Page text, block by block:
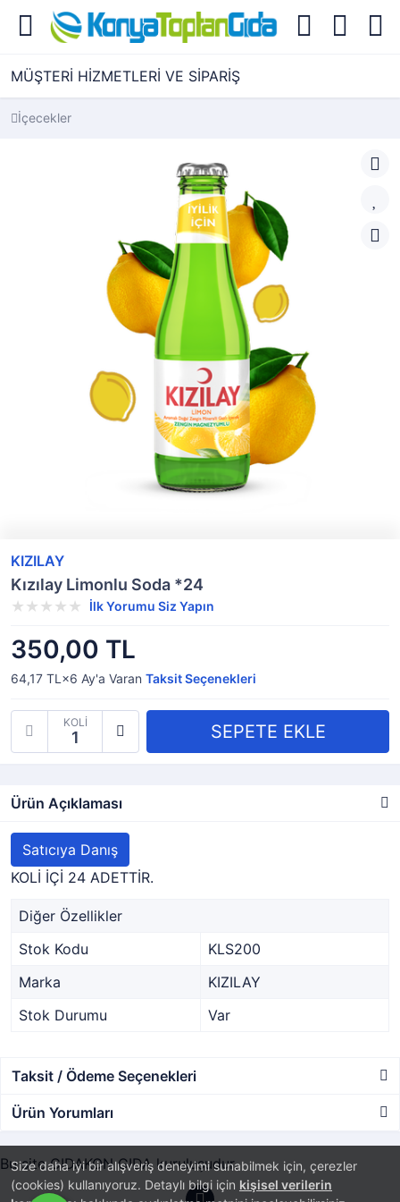
MÜŞTERİ HİZMETLERİ VE SİPARİŞ
Size daha iyi bir alışveriş deneyimi sunabilmek için, çerezler
(cookies) kullanıyoruz. Detaylı bilgi için kişisel verilerin
İçecekler
KIZILAY
Kızılay Limonlu Soda *24
İlk Yorumu Siz Yapın
350,00 TL
64,17 TL×6 Ay'a Varan Taksit Seçenekleri
KOLİ
Ürün Açıklaması
Satıcıya Danış
KOLİ İÇİ 24 ADETTİR.
Diğer Özellikler
Stok Kodu
KLS200
Marka
KIZILAY
Stok Durumu
Var
Taksit / Ödeme Seçenekleri
Ürün Yorumları
Bu site GIDAKON GIDA kuruluşudur.